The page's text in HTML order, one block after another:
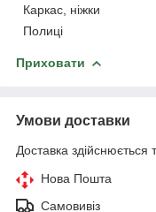
Каркас, ніжки
Полиці
Приховати
Умови доставки
Доставка здійснюється
Нова Пошта
Самовивіз